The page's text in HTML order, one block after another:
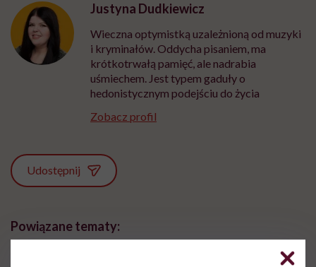
Justyna Dudkiewicz
Wieczna optymistką uzależnioną od muzyki
i kryminałów. Oddycha pisaniem, ma
krótkotrwałą pamięć, ale nadrabia
uśmiechem. Jest typem gaduły o
hedonistycznym podejściu do życia
Zobacz profil
Udostępnij
Powiązane tematy: